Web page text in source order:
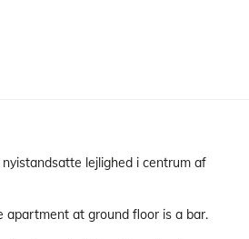
lejlighed i centrum af
apartment at ground floor is a bar.